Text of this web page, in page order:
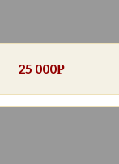
25 000Р